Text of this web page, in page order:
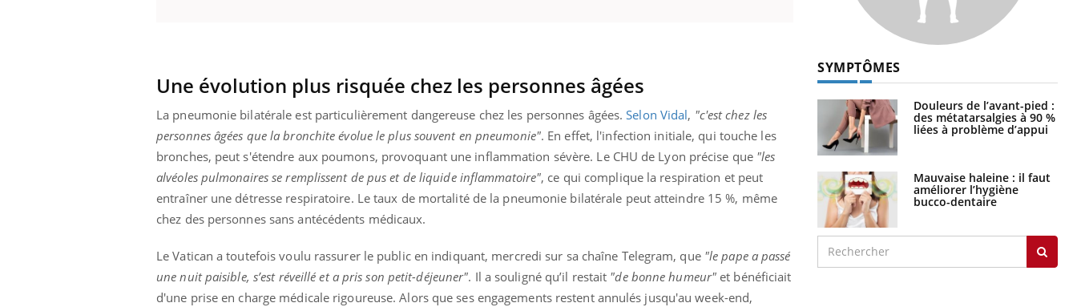
Une évolution plus risquée chez les personnes âgées
La pneumonie bilatérale est particulièrement dangereuse chez les personnes âgées.Selon Vidal, "c'est chez les
personnes âgées que la bronchite évolue le plus souvent en pneumonie". En effet, l'infection initiale, qui touche les
bronches, peut s'étendre aux poumons, provoquant une inflammation sévère. Le CHU de Lyon précise que "les
alvéoles pulmonaires se remplissent de pus et de liquide inflammatoire", ce qui complique la respiration et peut
entraîner une détresse respiratoire. Le taux de mortalité de la pneumonie bilatérale peut atteindre 15 %, même
chez des personnes sans antécédents médicaux.
Le Vatican a toutefois voulu rassurer le public en indiquant, mercredi sur sa chaîne Telegram, que "le pape a passé
une nuit paisible, s’est réveillé et a pris son petit-déjeuner". Il a souligné qu’il restait "de bonne humeur" et bénéficiait
d'une prise en charge médicale rigoureuse. Alors que ses engagements restent annulés jusqu'au week-end,
SYMPTÔMES
Douleurs de l’avant-pied :
des métatarsalgies à 90 %
liées à problème d’appui
Mauvaise haleine : il faut
améliorer l’hygiène
bucco-dentaire